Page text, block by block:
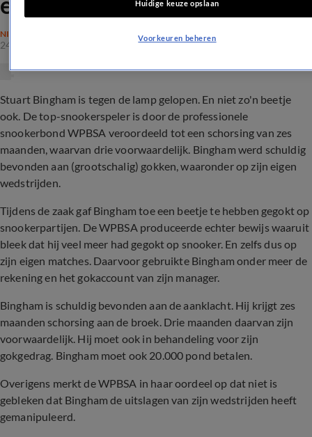
NIEUWS
24 okt 2017, 10:58
Stuart Bingham is tegen de lamp gelopen. En niet zo'n beetje
ook. De top-snookerspeler is door de professionele
snookerbond WPBSA veroordeeld tot een schorsing van zes
maanden, waarvan drie voorwaardelijk. Bingham werd schuldig
bevonden aan (grootschalig) gokken, waaronder op zijn eigen
wedstrijden.
Tijdens de zaak gaf Bingham toe een beetje te hebben gegokt op
snookerpartijen. De WPBSA produceerde echter bewijs waaruit
bleek dat hij veel meer had gegokt op snooker. En zelfs dus op
zijn eigen matches. Daarvoor gebruikte Bingham onder meer de
rekening en het gokaccount van zijn manager.
Bingham is schuldig bevonden aan de aanklacht. Hij krijgt zes
maanden schorsing aan de broek. Drie maanden daarvan zijn
voorwaardelijk. Hij moet ook in behandeling voor zijn
gokgedrag. Bingham moet ook 20.000 pond betalen.
Overigens merkt de WPBSA in haar oordeel op dat niet is
gebleken dat Bingham de uitslagen van zijn wedstrijden heeft
gemanipuleerd.
Huidige keuze opslaan
Voorkeuren beheren